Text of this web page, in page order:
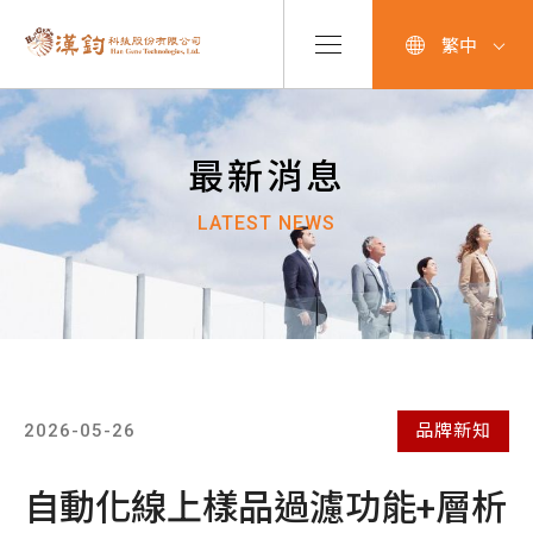
最新消息
LATEST NEWS
2026-05-26 品牌新知
自動化線上樣品過濾功能+層析
繁中